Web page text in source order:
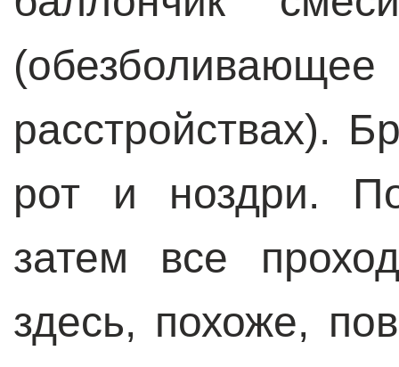
расстройствах).
рот и ноздри.
затем все
здесь, похоже,